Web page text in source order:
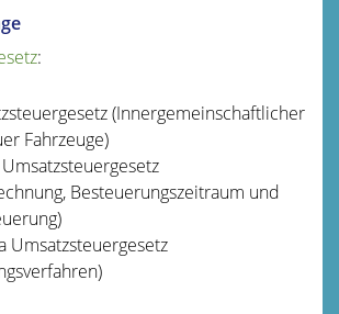
:
(Innergemeinschaftlicher
Fahrzeuge)
Besteuerungszeitraum und
Umsatzsteuergesetz